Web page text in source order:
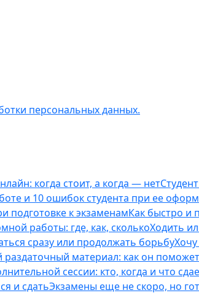
персональных данных.
когда стоит, а когда — нет
и 10 ошибок студента при ее
подготовке к экзаменамКак быстро и
работы: где, как, сколькоХодить
сразу или продолжать борьбу
раздаточный материал: как он
сессии: кто, когда и что
и сдатьЭкзамены еще не скоро, но